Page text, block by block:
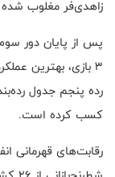
زاهدی‌فر مغلوب شده
۳ بازی، بهترین
کسب کرده است.